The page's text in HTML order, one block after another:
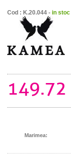
Cod : K.20.044 - in stoc
149.72
Marimea: